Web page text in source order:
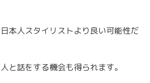
本人スタイリストより良い可能性だ
と話をする機会も得られます。